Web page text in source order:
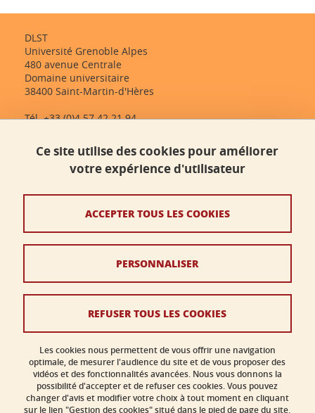
DLST
Université Grenoble Alpes
480 avenue Centrale
Domaine universitaire
38400 Saint-Martin-d'Hères
Tél. +33 (0)4 57 42 21 94
Crédits
Données personnelles
Politique des cookies
Gestion des cookies
Accessibilité : non conforme
Ce site utilise des cookies pour améliorer
votre expérience d'utilisateur
Les cookies nous permettent de vous offrir une navigation
optimale, de mesurer l'audience du site et de vous proposer des
vidéos et des fonctionnalités avancées. Nous vous donnons la
possibilité d'accepter et de refuser ces cookies. Vous pouvez
changer d'avis et modifier votre choix à tout moment en cliquant
sur le lien "Gestion des cookies" situé dans le pied de page du site.
ACCEPTER TOUS LES COOKIES
REFUSER TOUS LES COOKIES
PERSONNALISER